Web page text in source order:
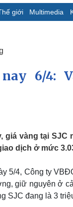
giới Multimedia
Dự báo thời tiết
Dấu ấn VOV
Nam
tích
sống
đẹp
6/4:
giá vàng tại
dịch ở mức
5/4, Công ty
giữ nguyên ở
SJC đang là 3